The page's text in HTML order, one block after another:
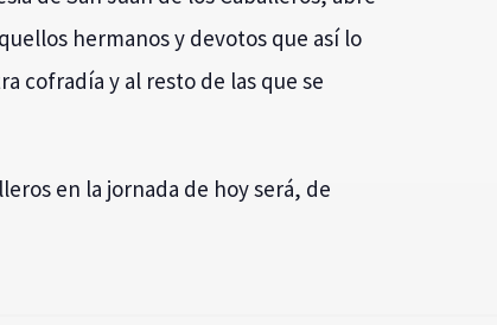
hermanos y devotos que así lo
cofradía y al resto de las que se
en la jornada de hoy será, de